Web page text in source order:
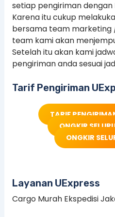
setiap pengiriman dengan
Karena itu cukup
bersama team marketing
team kami akan
Setelah itu akan kami
pengiriman anda sesuai
Tarif Pengiriman
TARIF
ONGKIR
ONGKIR
Layanan UExpress
Cargo Murah Ekspedisi